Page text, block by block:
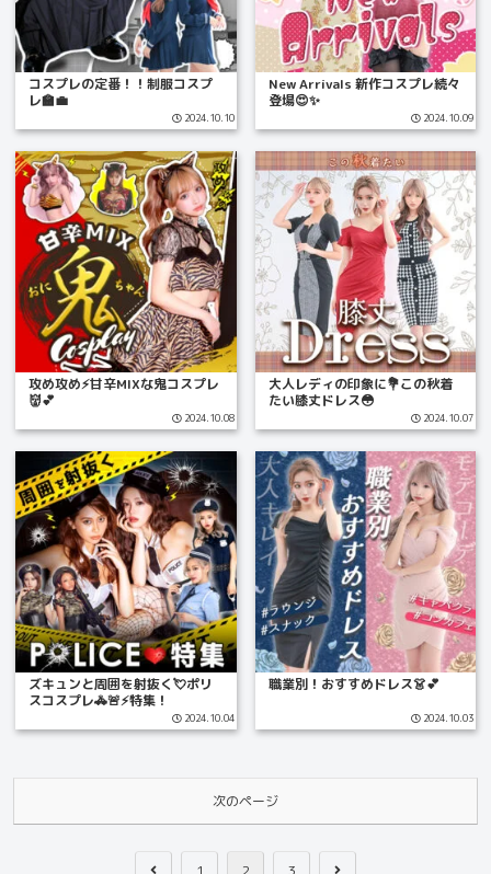
コスプレの定番！！制服コスプ
レ🏫💼
2024.10.10
New Arrivals 新作コスプレ続々
登場😍✨
2024.10.09
攻め攻め⚡️甘辛MIXな鬼コスプレ
👹💕
2024.10.08
大人レディの印象に💐この秋着
たい膝丈ドレス😳
2024.10.07
ズキュンと周囲を射抜く💘ポリ
スコスプレ🚓🚨⚡️特集！
2024.10.04
職業別！おすすめドレス👗💕
2024.10.03
次のページ
前 1 2 3 次